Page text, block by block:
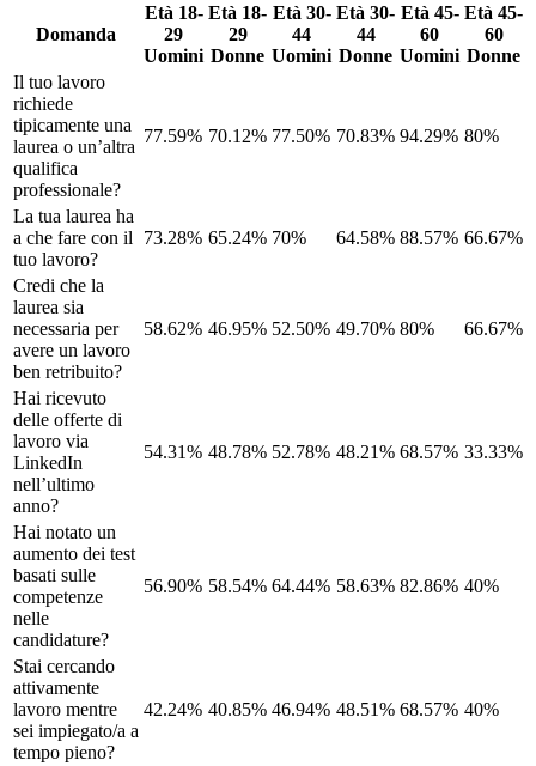
Domanda
Età 18-
29
Uomini
Età 18-
29
Donne
Età 30-
44
Uomini
Età 30-
44
Donne
Età 45-
60
Uomini
Età 45-
60
Donne
Il tuo lavoro
richiede
tipicamente una
laurea o un’altra
qualifica
professionale?
77.59% 70.12% 77.50% 70.83% 94.29% 80%
La tua laurea ha
a che fare con il
tuo lavoro?
73.28% 65.24% 70% 64.58% 88.57% 66.67%
Credi che la
laurea sia
necessaria per
avere un lavoro
ben retribuito?
58.62% 46.95% 52.50% 49.70% 80% 66.67%
Hai ricevuto
delle offerte di
lavoro via
LinkedIn
nell’ultimo
anno?
54.31% 48.78% 52.78% 48.21% 68.57% 33.33%
Hai notato un
aumento dei test
basati sulle
competenze
nelle
candidature?
56.90% 58.54% 64.44% 58.63% 82.86% 40%
Stai cercando
attivamente
lavoro mentre
sei impiegato/a a
tempo pieno?
42.24% 40.85% 46.94% 48.51% 68.57% 40%